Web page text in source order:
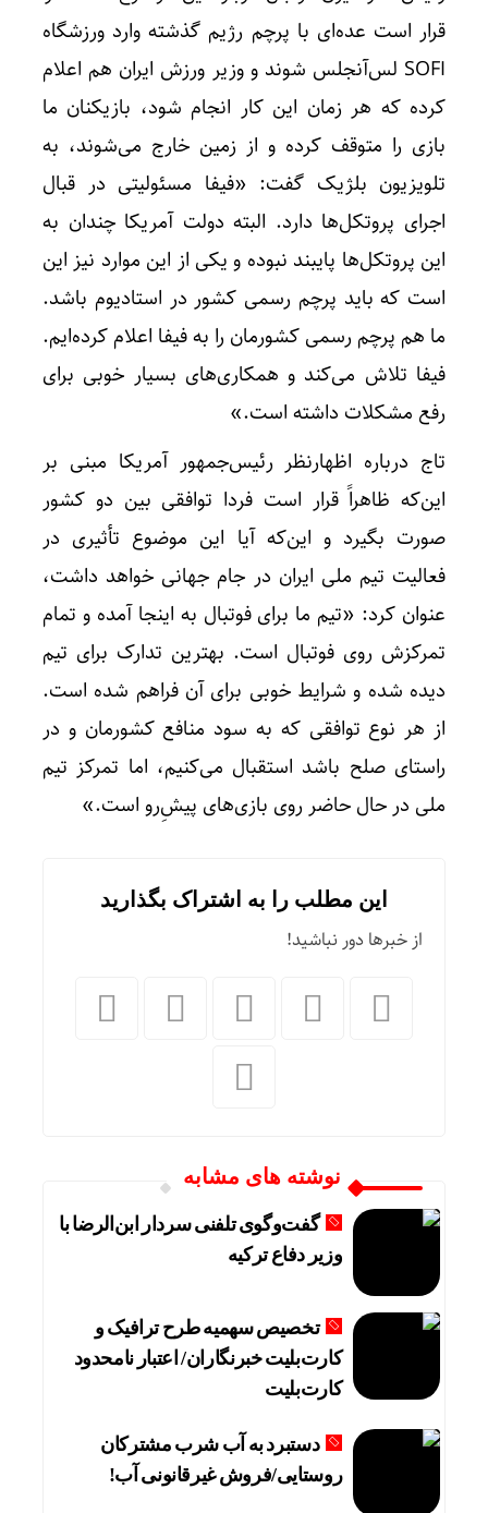
قرار است عده‌ای با پرچم رژیم گذشته وارد ورزشگاه
SOFI لس‌آنجلس شوند و وزیر ورزش ایران هم اعلام
کرده که هر زمان این کار انجام شود، بازیکنان ما
بازی را متوقف کرده و از زمین خارج می‌شوند، به
تلویزیون بلژیک گفت: «فیفا مسئولیتی در قبال
اجرای پروتکل‌ها دارد. البته دولت آمریکا چندان به
این پروتکل‌ها پایبند نبوده و یکی از این موارد نیز این
است که باید پرچم رسمی کشور در استادیوم باشد.
ما هم پرچم رسمی کشورمان را به فیفا اعلام کرده‌ایم.
فیفا تلاش می‌کند و همکاری‌های بسیار خوبی برای
رفع مشکلات داشته است.»
تاج درباره اظهارنظر رئیس‌جمهور آمریکا مبنی بر
این‌که ظاهراً قرار است فردا توافقی بین دو کشور
صورت بگیرد و این‌که آیا این موضوع تأثیری در
فعالیت تیم ملی ایران در جام جهانی خواهد داشت،
عنوان کرد: «تیم ما برای فوتبال به اینجا آمده و تمام
تمرکزش روی فوتبال است. بهترین تدارک برای تیم
دیده شده و شرایط خوبی برای آن فراهم شده است.
از هر نوع توافقی که به سود منافع کشورمان و در
راستای صلح باشد استقبال می‌کنیم، اما تمرکز تیم
ملی در حال حاضر روی بازی‌های پیشِ‌رو است.»
این مطلب را به اشتراک بگذارید
از خبرها دور نباشید!
نوشته های مشابه
گفت‌وگوی تلفنی سردار ابن‌الرضا با
وزیر دفاع ترکیه
تخصیص سهمیه طرح ترافیک و
کارت‌بلیت خبرنگاران/ اعتبار نامحدود
کارت‌بلیت
دستبرد به آب شرب مشترکان
روستایی/فروش غیرقانونی آب!